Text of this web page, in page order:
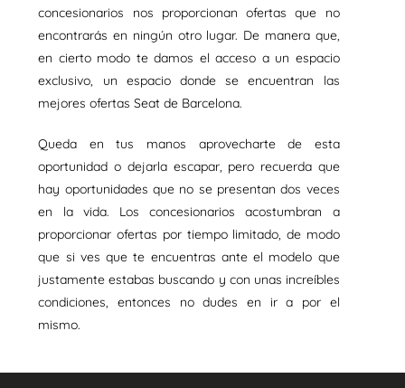
concesionarios nos proporcionan ofertas que no
encontrarás en ningún otro lugar. De manera que,
en cierto modo te damos el acceso a un espacio
exclusivo, un espacio donde se encuentran las
mejores ofertas Seat de Barcelona.
Queda en tus manos aprovecharte de esta
oportunidad o dejarla escapar, pero recuerda que
hay oportunidades que no se presentan dos veces
en la vida. Los concesionarios acostumbran a
proporcionar ofertas por tiempo limitado, de modo
que si ves que te encuentras ante el modelo que
justamente estabas buscando y con unas increíbles
condiciones, entonces no dudes en ir a por el
mismo.